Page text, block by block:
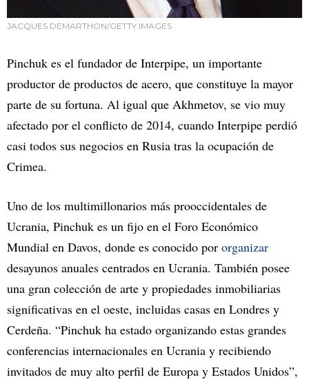
JACQUES DEMARTHON/GETTY IMAGES
Pinchuk es el fundador de Interpipe, un importante
productor de productos de acero, que constituye la mayor
parte de su fortuna. Al igual que Akhmetov, se vio muy
afectado por el conflicto de 2014, cuando Interpipe perdió
casi todos sus negocios en Rusia tras la ocupación de
Crimea.
Uno de los multimillonarios más prooccidentales de
Ucrania, Pinchuk es un fijo en el Foro Económico
Mundial en Davos, donde es conocido por organizar
desayunos anuales centrados en Ucrania. También posee
una gran colección de arte y propiedades inmobiliarias
significativas en el oeste, incluidas casas en Londres y
Cerdeña. “Pinchuk ha estado organizando estas grandes
conferencias internacionales en Ucrania y recibiendo
invitados de muy alto perfil de Europa y Estados Unidos”,